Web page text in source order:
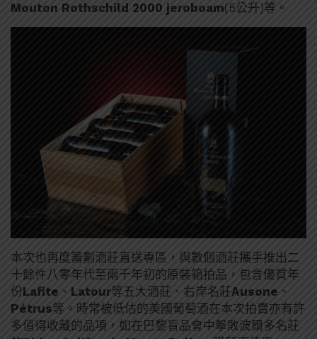
Mouton Rothschild 2000 jeroboam(5公升)等。
本次也再度籌劃酒莊直送專區，與數個酒莊攜手推出二
十餘件八零年代至兩千年初的原裝箱拍品，包含優質年
份Lafite 、 Latour等五大酒莊、右岸名莊Ausone 、
Pétrus等。時常被低估的美國葡萄酒在本次拍賣亦有許
多值得收藏的品項，如在巴黎盲品會中擊敗波爾多名莊